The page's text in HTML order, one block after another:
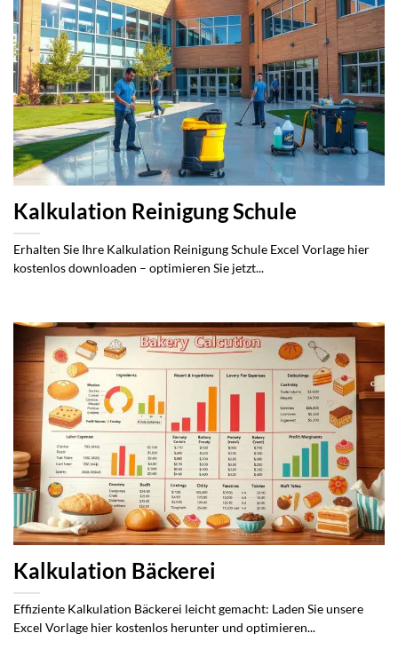
Kalkulation Reinigung Schule
Erhalten Sie Ihre Kalkulation Reinigung Schule Excel Vorlage hier
kostenlos downloaden – optimieren Sie jetzt...
Kalkulation Bäckerei
Effiziente Kalkulation Bäckerei leicht gemacht: Laden Sie unsere
Excel Vorlage hier kostenlos herunter und optimieren...